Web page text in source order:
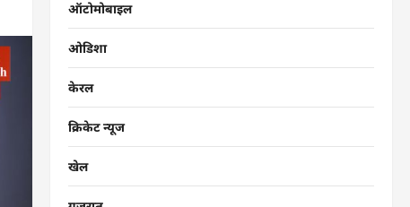
ऑटोमोबाइल
ओडिशा
केरल
क्रिकेट न्यूज
खेल